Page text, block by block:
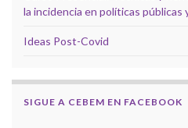
la incidencia en políticas públicas
Ideas Post-Covid
SIGUE A CEBEM EN FACEBOOK